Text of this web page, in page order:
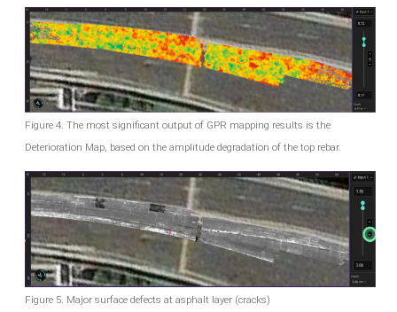
Figure 4. The most significant output of GPR mapping results is the
Deterioration Map, based on the amplitude degradation of the top rebar.
Figure 5. Major surface defects at asphalt layer (cracks)